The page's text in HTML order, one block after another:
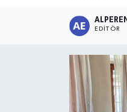
EDITÖR
Magazin